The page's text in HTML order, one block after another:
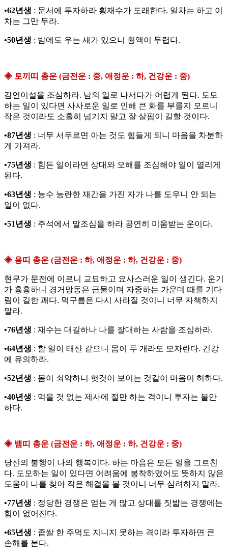
•62년생 : 문서에 투자하라 횡재수가 도래한다. 일차는 하고 이
차는 그만 두라.
•50년생 : 밤에도 우는 새가 있으니 횡액이 두렵다.
◈ 토끼띠 총운 (금전운 : 중, 애정운 : 하, 건강운 : 중)
감언이설을 조심하라. 남의 일로 나서다가 어렵게 된다. 도모
하는 일이 있다면 사사로운 일로 인해 큰 화를 부를지 모르니
작은 것이라도 소홀히 넘기지 말고 잘 살핌이 길할 것이다.
•87년생 : 너무 서두르면 아는 것도 힘들게 되니 마음을 차분하
게 가져라.
•75년생 : 힘든 일이라면 상대와 오해를 조심해야 일이 열리게
된다.
•63년생 : 능수 능란한 재간을 가진 자가 나를 도우니 안 되는
일이 없다.
•51년생 : 주석에서 말조심을 하라 공연히 미움받는 운이다.
◈ 용띠 총운 (금전운 : 하, 애정운 : 하, 건강운 : 중)
현무가 문전에 이르니 교묘하고 요사스러운 일이 생긴다. 운기
가 흉흉하니 경거망동은 금물이며 자중하는 가운데 때를 기다
림이 길한 괘다. 먹구름은 다시 사라질 것이니 너무 자책하지
말라.
•76년생 : 재수는 대길하나 나를 잘대하는 사람을 조심하라.
•64년생 : 할 일이 태산 같으니 몸이 두 개라도 모자란다. 건강
에 유의하라.
•52년생 : 몸이 쇠약하니 헛것이 보이는 것같이 마음이 허하다.
•40년생 : 먹을 것 없는 제사에 절만 하는 격이니 투자는 불안
하다.
◈ 뱀띠 총운 (금전운 : 하, 애정운 : 하, 건강운 : 중)
당신의 불행이 나의 행복이다. 하는 마음은 모든 일을 그르친
다. 도모하는 일이 있다면 어려움에 봉착하였어도 뜻하지 않은
도움이 나를 찾아 작은 해결을 볼 것이니 너무 심려하지 말라.
•77년생 : 정당한 경쟁은 얻는 게 많고 상대를 짓밟는 경쟁에는
힘이 없어진다.
•65년생 : 좁쌀 한 주먹도 지니지 못하는 격이라 투자하면 큰
손해를 본다.